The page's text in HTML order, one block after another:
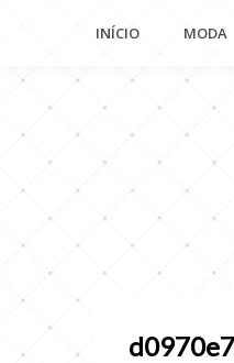
conteúdo
INÍCIO MODA